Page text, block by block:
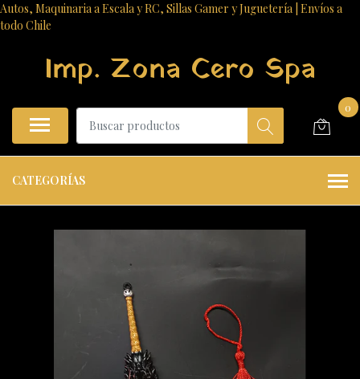
Autos, Maquinaria a Escala y RC, Sillas Gamer y Juguetería | Envíos a
todo Chile
Imp. Zona Cero Spa
0
CATEGORÍAS